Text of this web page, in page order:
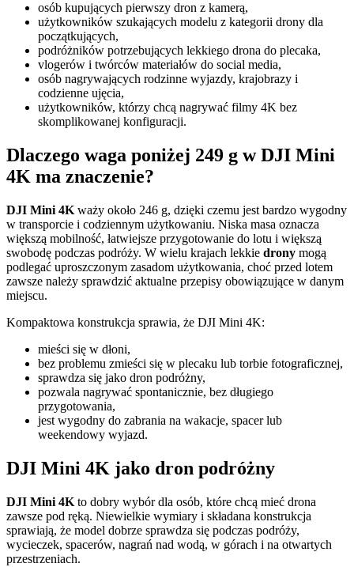
osób kupujących pierwszy dron z kamerą,
użytkowników szukających modelu z kategorii drony dla
początkujących,
podróżników potrzebujących lekkiego drona do plecaka,
vlogerów i twórców materiałów do social media,
osób nagrywających rodzinne wyjazdy, krajobrazy i
codzienne ujęcia,
użytkowników, którzy chcą nagrywać filmy 4K bez
skomplikowanej konfiguracji.
Dlaczego waga poniżej 249 g w DJI Mini
4K ma znaczenie?
DJI Mini 4K waży około 246 g, dzięki czemu jest bardzo wygodny
w transporcie i codziennym użytkowaniu. Niska masa oznacza
większą mobilność, łatwiejsze przygotowanie do lotu i większą
swobodę podczas podróży. W wielu krajach lekkie drony mogą
podlegać uproszczonym zasadom użytkowania, choć przed lotem
zawsze należy sprawdzić aktualne przepisy obowiązujące w danym
miejscu.
Kompaktowa konstrukcja sprawia, że DJI Mini 4K:
mieści się w dłoni,
bez problemu zmieści się w plecaku lub torbie fotograficznej,
sprawdza się jako dron podróżny,
pozwala nagrywać spontanicznie, bez długiego
przygotowania,
jest wygodny do zabrania na wakacje, spacer lub
weekendowy wyjazd.
DJI Mini 4K jako dron podróżny
DJI Mini 4K to dobry wybór dla osób, które chcą mieć drona
zawsze pod ręką. Niewielkie wymiary i składana konstrukcja
sprawiają, że model dobrze sprawdza się podczas podróży,
wycieczek, spacerów, nagrań nad wodą, w górach i na otwartych
przestrzeniach.